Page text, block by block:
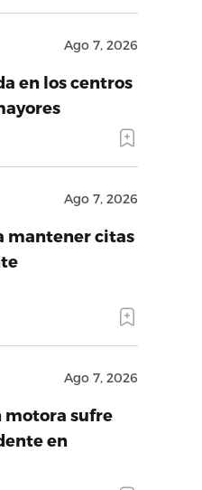
Ago 7, 2026
en los centros
Ago 7, 2026
mantener citas
Ago 7, 2026
motora sufre
en